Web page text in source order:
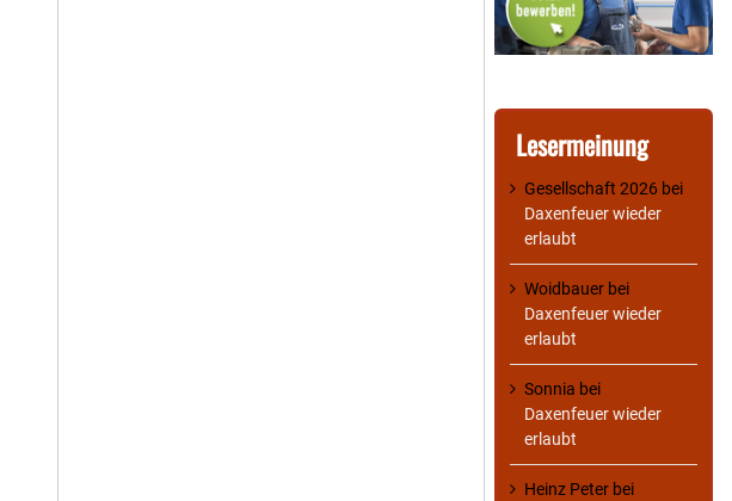
Lesermeinung
Gesellschaft 2026 bei
Daxenfeuer wieder
erlaubt
Woidbauer bei
Daxenfeuer wieder
erlaubt
Sonnia bei
Daxenfeuer wieder
erlaubt
Heinz Peter bei